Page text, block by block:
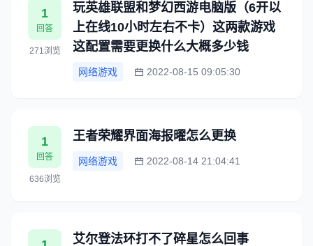
1
回答
271浏览
玩英雄联盟和梦幻西游电脑版（6开以
上在线10小时左右不卡）这两款游戏
这配置需要更换什么大概多少钱
网络游戏 2022-08-15 09:05:30
1
回答
636浏览
王者荣耀界面海报曜怎么更换
网络游戏 2022-08-14 21:04:41
艾尔登法环打不了碎星怎么回事